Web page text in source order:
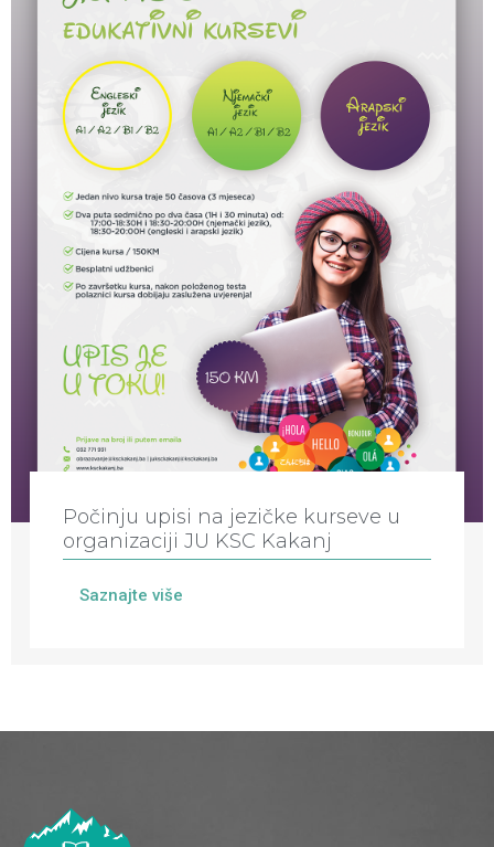
Počinju upisi na jezičke kurseve u
organizaciji JU KSC Kakanj
Saznajte više